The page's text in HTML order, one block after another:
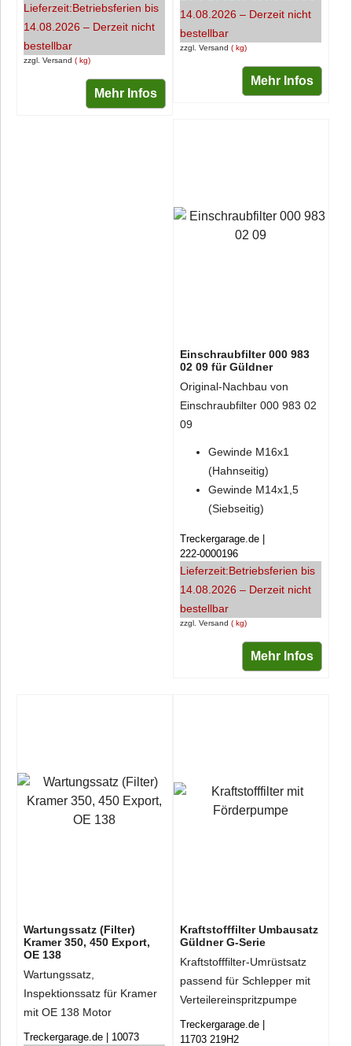
zzgl. Versand kg
Lieferzeit:Betriebsferien bis
14.08.2026 – Derzeit nicht
bestellbar
Mehr Infos
zzgl. Versand kg
14.08.2026 – Derzeit nicht
bestellbar
Mehr Infos
Einschraubfilter 000 983
02 09 für Güldner
Original-Nachbau von
Einschraubfilter 000 983 02
09
Gewinde M16x1
(Hahnseitig)
Gewinde M14x1,5
(Siebseitig)
zzgl. Versand kg
Treckergarage.de
222-0000196
Lieferzeit:Betriebsferien bis
14.08.2026 – Derzeit nicht
bestellbar
Mehr Infos
Wartungssatz (Filter)
Kramer 350, 450 Export,
OE 138
Wartungssatz,
Inspektionssatz für Kramer
mit OE 138 Motor
Treckergarage.de 10073
Kraftstofffilter Umbausatz
Güldner G-Serie
Kraftstofffilter-Umrüstsatz
passend für Schlepper mit
Verteilereinspritzpumpe
Treckergarage.de
11703 219H2